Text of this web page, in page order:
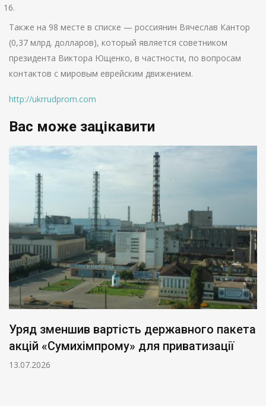
Также на 98 месте в списке — россиянин Вячеслав Кантор
(0,37 млрд. долларов), который является советником
президента Виктора Ющенко, в частности, по вопросам
контактов с мировым еврейским движением.
http://ukrrudprom.com
Вас може зацікавити
Уряд зменшив вартість державного пакета
акцій «Сумихімпрому» для приватизації
13.07.2026